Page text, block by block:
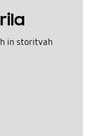
in storitvah